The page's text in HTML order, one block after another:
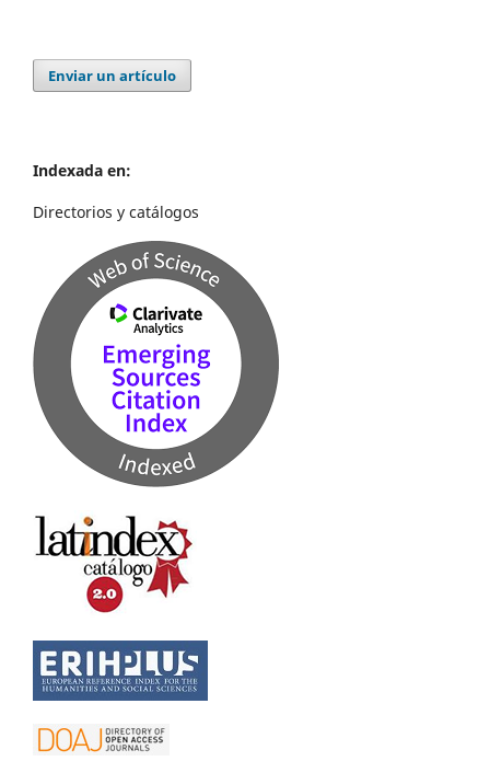
Enviar un artículo
Indexada en:
Directorios y catálogos